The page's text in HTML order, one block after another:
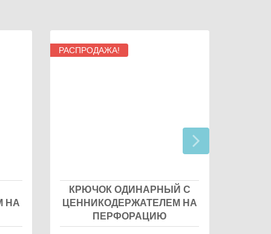
НА
РАСПРОДАЖА!
КРЮЧОК ОДИНАРНЫЙ С
ЦЕННИКОДЕРЖАТЕЛЕМ НА
ПЕРФОРАЦИЮ